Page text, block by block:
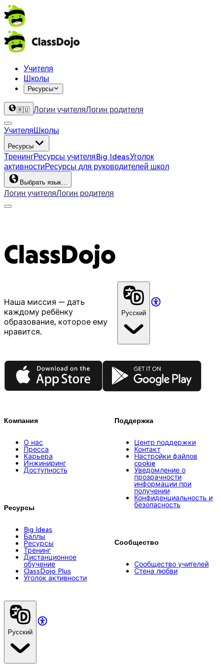
Учителя
Школы
Ресурсы
🇷🇺 Логин учителяЛогин родителя
УчителяШколы
Ресурсы
ТренингРесурсы учителяBig IdeasУголок
активностиРесурсы для руководителей школ
Выбрать язык…
Логин учителяЛогин родителя
ClassDojo
Наша миссия — дать
каждому ребёнку
образование, которое ему
нравится.
Русский
App Store Google Play
Компания
О нас
Пресса
Карьера
Инжиниринг
Доступность
Ресурсы
Big Ideas
Баллы
Ресурсы
Тренинг
Дистанционное
обучение
ClassDojo Plus
Уголок активности
Поддержка
Центр поддержки
Контакт
Настройки файлов
cookie
Уведомление о
прозрачности
информации при
получении
Конфиденциальность и
безопасность
Сообщество
Сообщество учителей
Стена любви
Русский